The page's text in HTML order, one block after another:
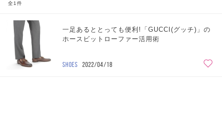
全1件
一足あるととっても便利!「GUCCI(グッチ)」の
ホースビットローファー活用術
SHOES 2022/04/18